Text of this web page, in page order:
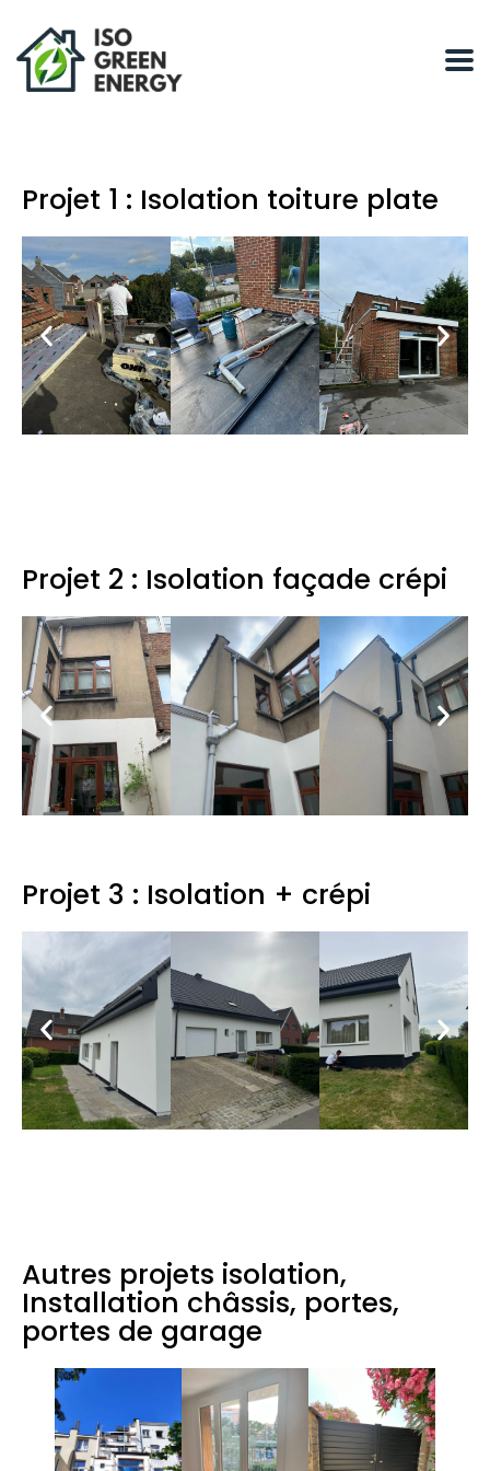
Projet 1 : Isolation toiture plate
Projet 2 : Isolation façade crépi
Projet 3 : Isolation + crépi
Autres projets isolation,
Installation châssis, portes,
portes de garage